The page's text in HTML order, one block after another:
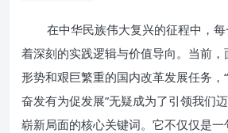
在中华民族伟大复兴的征程中，
着深刻的实践逻辑与价值导向。当前
形势和艰巨繁重的国内改革发展任务，
奋发有为促发展”无疑成为了引领我们
崭新局面的核心关键词。它不仅仅是